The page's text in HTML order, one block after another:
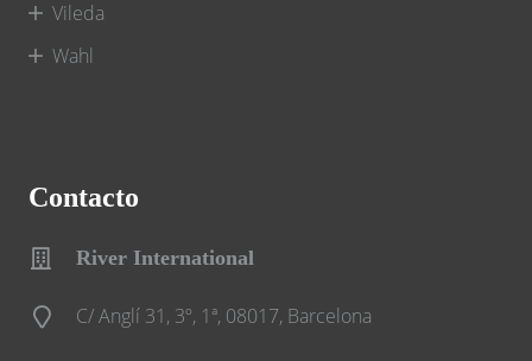
Vileda
Wahl
Contacto
River International
C/ Anglí 31, 3º, 1ª, 08017, Barcelona